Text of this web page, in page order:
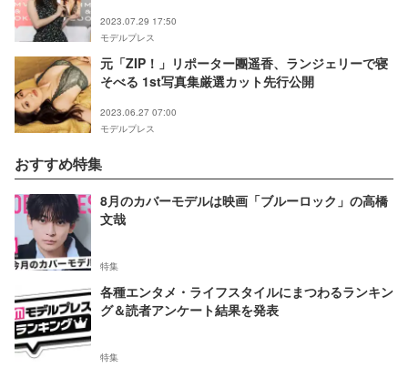
2023.07.29 17:50
モデルプレス
元「ZIP！」リポーター團遥香、ランジェリーで寝
そべる 1st写真集厳選カット先行公開
2023.06.27 07:00
モデルプレス
おすすめ特集
8月のカバーモデルは映画「ブルーロック」の高橋
文哉
特集
各種エンタメ・ライフスタイルにまつわるランキン
グ＆読者アンケート結果を発表
特集